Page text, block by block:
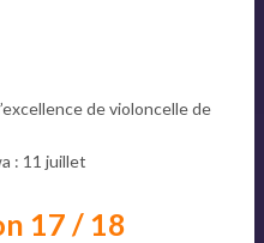
de violoncelle de
: 11 juillet
17 / 18